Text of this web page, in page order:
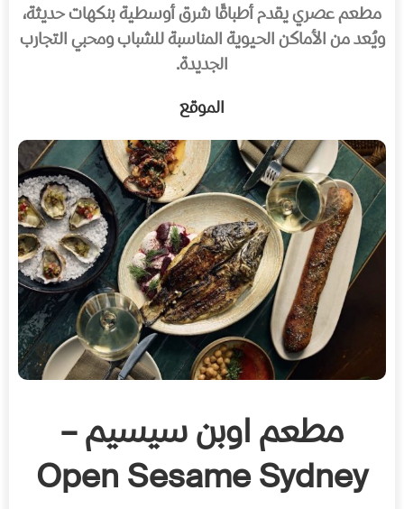
مطعم عصري يقدم أطباقًا شرق أوسطية بنكهات حديثة،
ويُعد من الأماكن الحيوية المناسبة للشباب ومحبي التجارب
الجديدة.
الموقع
مطعم اوبن سيسيم –
Open Sesame Sydney